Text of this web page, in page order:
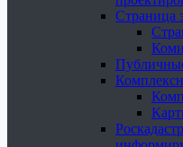
Страница